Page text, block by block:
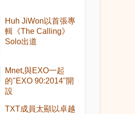
Huh JiWon以首張專
輯《The Calling》
Solo出道
Mnet,與EXO一起
的"EXO 90:2014"開
設
TXT成員太顯以卓越